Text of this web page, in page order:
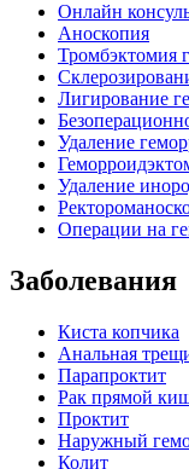
Онлайн
Аноскопия
Тромбэктомия
Лигирование
Удаление
Удаление
Операции на
Заболевания
Киста копчика
Анальная
Парапроктит
Рак прямой
Проктит
Наружный
Колит